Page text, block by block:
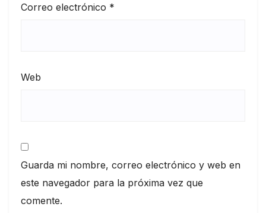
Correo electrónico *
Web
Guarda mi nombre, correo electrónico y web en
este navegador para la próxima vez que
comente.